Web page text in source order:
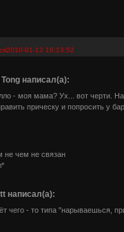
2010-01-12 16:13:52
написал(а):
- моя мама? Ух... вот черти.
прическу и попросить у
не чем не связан
написал(а):
чего - то типа "нарываешься,